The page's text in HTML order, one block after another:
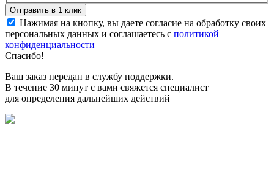
Нажимая на кнопку, вы даете согласие на обработку своих
персональных данных и соглашаетесь с политикой
конфиденциальности
Спасибо!
Ваш заказ передан в службу поддержки.
В течение 30 минут с вами свяжется специалист
для определения дальнейших действий